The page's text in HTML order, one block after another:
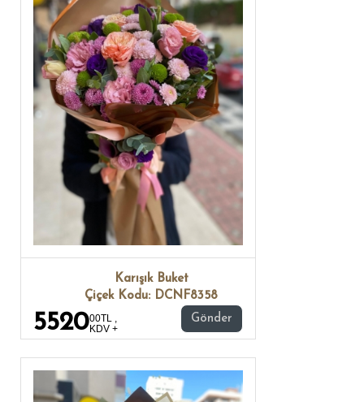
Karışık Buket
Çiçek Kodu: DCNF8358
552000TL ,
KDV +
Gönder